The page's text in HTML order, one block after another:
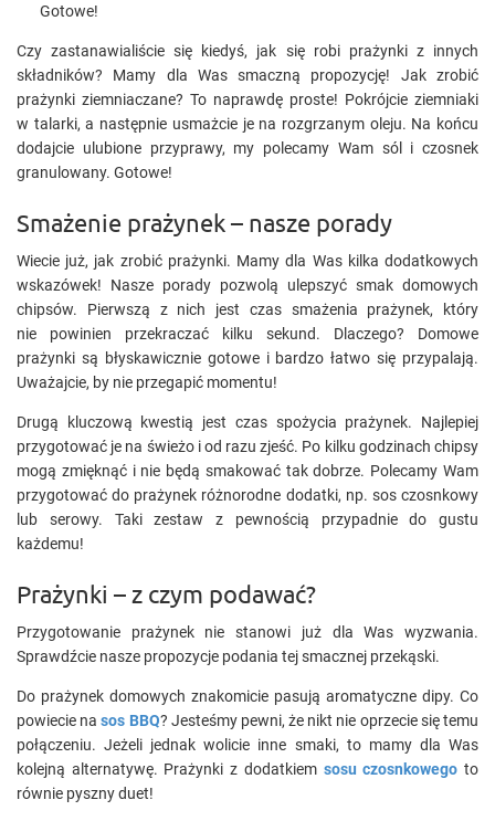
Gotowe!
Czy zastanawialiście się kiedyś, jak się robi prażynki z innych
składników? Mamy dla Was smaczną propozycję! Jak zrobić
prażynki ziemniaczane? To naprawdę proste! Pokrójcie ziemniaki
w talarki, a następnie usmażcie je na rozgrzanym oleju. Na końcu
dodajcie ulubione przyprawy, my polecamy Wam sól i czosnek
granulowany. Gotowe!
Smażenie prażynek – nasze porady
Wiecie już, jak zrobić prażynki. Mamy dla Was kilka dodatkowych
wskazówek! Nasze porady pozwolą ulepszyć smak domowych
chipsów. Pierwszą z nich jest czas smażenia prażynek, który
nie powinien przekraczać kilku sekund. Dlaczego? Domowe
prażynki są błyskawicznie gotowe i bardzo łatwo się przypalają.
Uważajcie, by nie przegapić momentu!
Drugą kluczową kwestią jest czas spożycia prażynek. Najlepiej
przygotować je na świeżo i od razu zjeść. Po kilku godzinach chipsy
mogą zmięknąć i nie będą smakować tak dobrze. Polecamy Wam
przygotować do prażynek różnorodne dodatki, np. sos czosnkowy
lub serowy. Taki zestaw z pewnością przypadnie do gustu
każdemu!
Prażynki – z czym podawać?
Przygotowanie prażynek nie stanowi już dla Was wyzwania.
Sprawdźcie nasze propozycje podania tej smacznej przekąski.
Do prażynek domowych znakomicie pasują aromatyczne dipy. Co
powiecie nasos BBQ? Jesteśmy pewni, że nikt nie oprzecie się temu
połączeniu. Jeżeli jednak wolicie inne smaki, to mamy dla Was
kolejną alternatywę. Prażynki z dodatkiem sosu czosnkowego to
równie pyszny duet!